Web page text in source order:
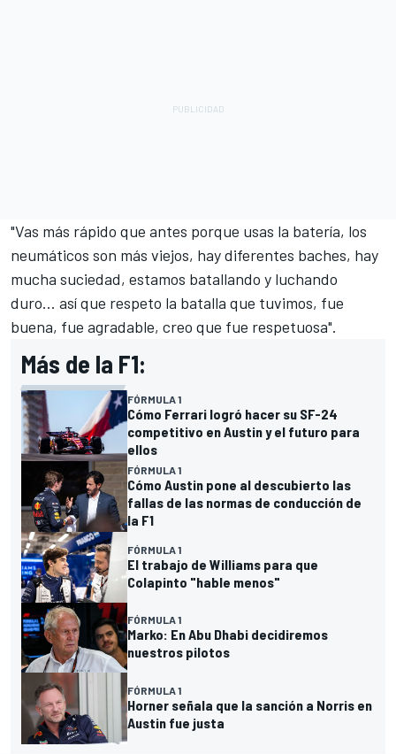
"Vas más rápido que antes porque usas la batería, los
neumáticos son más viejos, hay diferentes baches, hay
mucha suciedad, estamos batallando y luchando
duro... así que respeto la batalla que tuvimos, fue
buena, fue agradable, creo que fue respetuosa".
Más de la F1:
FÓRMULA 1
Cómo Ferrari logró hacer su SF-24
competitivo en Austin y el futuro para
ellos
FÓRMULA 1
Cómo Austin pone al descubierto las
fallas de las normas de conducción de
la F1
FÓRMULA 1
El trabajo de Williams para que
Colapinto "hable menos"
FÓRMULA 1
Marko: En Abu Dhabi decidiremos
nuestros pilotos
FÓRMULA 1
Horner señala que la sanción a Norris en
Austin fue justa